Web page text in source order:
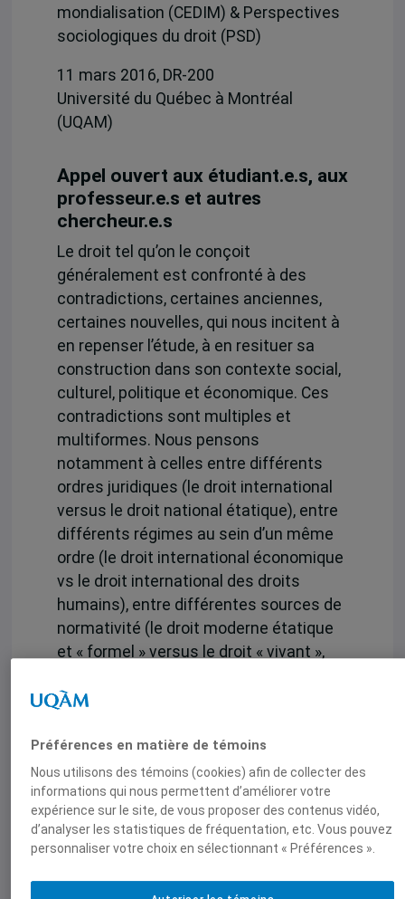
mondialisation (CEDIM) & Perspectives
sociologiques du droit (PSD)
11 mars 2016, DR-200
Université du Québec à Montréal
(UQAM)
Appel ouvert aux étudiant.e.s, aux
professeur.e.s et autres
chercheur.e.s
Le droit tel qu’on le conçoit
généralement est confronté à des
contradictions, certaines anciennes,
certaines nouvelles, qui nous incitent à
en repenser l’étude, à en resituer sa
construction dans son contexte social,
culturel, politique et économique. Ces
contradictions sont multiples et
multiformes. Nous pensons
notamment à celles entre différents
ordres juridiques (le droit international
versus le droit national étatique), entre
différents régimes au sein d’un même
ordre (le droit international économique
vs le droit international des droits
humains), entre différentes sources de
normativité (le droit moderne étatique
et « formel » versus le droit « vivant »,
étatique) et entre différentes formes
rationalité économique et
instrumentale).
La fonction politique du droit, dimension
incontournable pour son analyse,
témoigne également des
contradictions le constituant. Celui-ci
Préférences en matière de témoins
Nous utilisons des témoins (cookies) afin de collecter des
informations qui nous permettent d’améliorer votre
expérience sur le site, de vous proposer des contenus vidéo,
d’analyser les statistiques de fréquentation, etc. Vous pouvez
personnaliser votre choix en sélectionnant « Préférences ».